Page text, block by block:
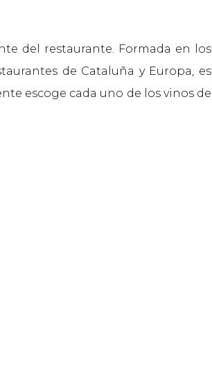
del restaurante. Formada en los
de Cataluña y Europa, es
escoge cada uno de los vinos de